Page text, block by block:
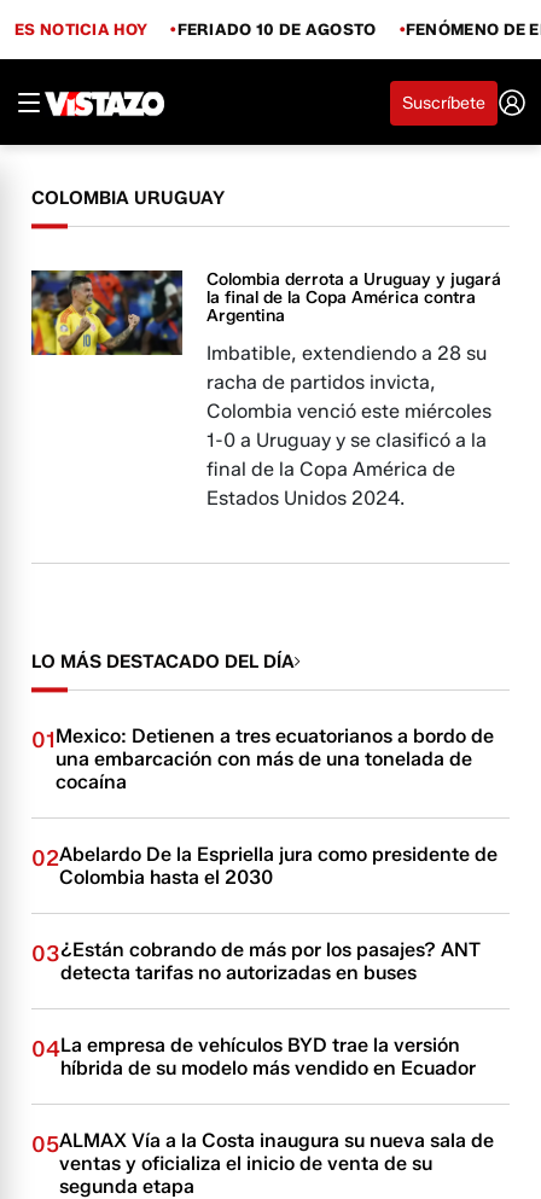
ES NOTICIA HOY FERIADO 10 DE AGOSTO FENÓMENO DE
Suscríbete
COLOMBIA URUGUAY
Colombia derrota a Uruguay y jugará
la final de la Copa América contra
Argentina
Imbatible, extendiendo a 28 su
racha de partidos invicta,
Colombia venció este miércoles
1-0 a Uruguay y se clasificó a la
final de la Copa América de
Estados Unidos 2024.
LO MÁS DESTACADO DEL DÍA
01Mexico: Detienen a tres ecuatorianos a bordo de
una embarcación con más de una tonelada de
cocaína
02Abelardo De la Espriella jura como presidente de
Colombia hasta el 2030
03¿Están cobrando de más por los pasajes? ANT
detecta tarifas no autorizadas en buses
04La empresa de vehículos BYD trae la versión
híbrida de su modelo más vendido en Ecuador
05ALMAX Vía a la Costa inaugura su nueva sala de
ventas y oficializa el inicio de venta de su
segunda etapa